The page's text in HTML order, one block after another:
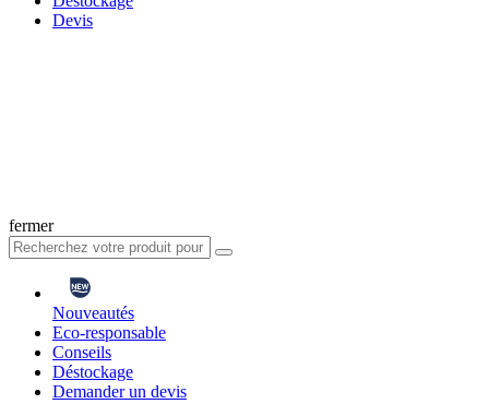
Devis
fermer
Nouveautés
Eco-responsable
Conseils
Déstockage
Demander un devis